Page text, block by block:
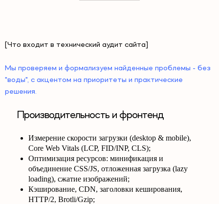
[Что входит в технический аудит сайта]
Мы проверяем и формализуем найденные проблемы - без
"воды", с акцентом на приоритеты и практические
решения.
Производительность и фронтенд
Измерение скорости загрузки (desktop & mobile),
Core Web Vitals (LCP, FID/INP, CLS);
Оптимизация ресурсов: минификация и
объединение CSS/JS, отложенная загрузка (lazy
loading), сжатие изображений;
Кэширование, CDN, заголовки кеширования,
HTTP/2, Brotli/Gzip;